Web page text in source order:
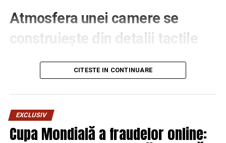
Atmosfera unei camere se
construiește din detalii tactile
Contactul direct cu pardoseala este una dintre primele
senzații fizice pe care le are un oaspete atunci când
pe drum, seara târziu. Textura și moliciunea potrivite,
oferite democheta hotel
care este percepută o cameră, chiar dacă restul
mobilierului rămâne identic de la o unitate la alta din
CITESTE IN CONTINUARE
EXCLUSIV
Cupa Mondială a fraudelor online: